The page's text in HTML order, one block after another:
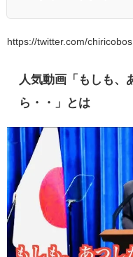
https://twitter.com/
人気動画「もしも、
ら・・」とは